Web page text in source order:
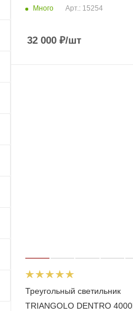
Много Арт.: 15254
32 000 ₽/шт
Треугольный светильник
TRIANGOLO DENTRO